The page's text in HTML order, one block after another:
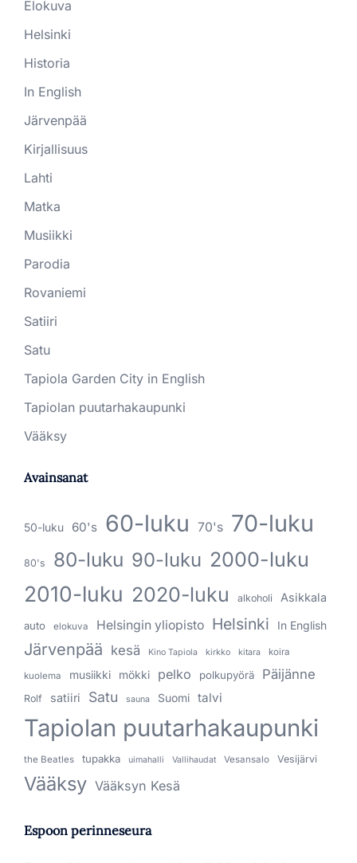
Elokuva
Helsinki
Historia
In English
Järvenpää
Kirjallisuus
Lahti
Matka
Musiikki
Parodia
Rovaniemi
Satiiri
Satu
Tapiola Garden City in English
Tapiolan puutarhakaupunki
Vääksy
Avainsanat
50-luku 60's 60-luku 70's 70-luku
80's 80-luku 90-luku 2000-luku
2010-luku 2020-luku alkoholi Asikkala
auto elokuva Helsingin yliopisto Helsinki In English
Järvenpää kesä Kino Tapiola kirkko kitara koira
kuolema musiikki mökki pelko polkupyörä Päijänne
Rolf satiiri Satu sauna Suomi talvi
Tapiolan puutarhakaupunki
the Beatles tupakka uimahalli Vallihaudat Vesansalo Vesijärvi
Vääksy Vääksyn Kesä
Espoon perinneseura